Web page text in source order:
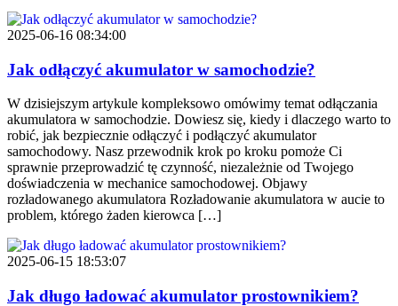
2025-06-16 08:34:00
Jak odłączyć akumulator w samochodzie?
W dzisiejszym artykule kompleksowo omówimy temat odłączania
akumulatora w samochodzie. Dowiesz się, kiedy i dlaczego warto to
robić, jak bezpiecznie odłączyć i podłączyć akumulator
samochodowy. Nasz przewodnik krok po kroku pomoże Ci
sprawnie przeprowadzić tę czynność, niezależnie od Twojego
doświadczenia w mechanice samochodowej. Objawy
rozładowanego akumulatora Rozładowanie akumulatora w aucie to
problem, którego żaden kierowca […]
2025-06-15 18:53:07
Jak długo ładować akumulator prostownikiem?